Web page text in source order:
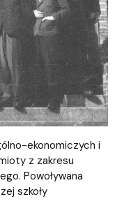
ekonomiczych i
z zakresu
Powoływana
szkoły